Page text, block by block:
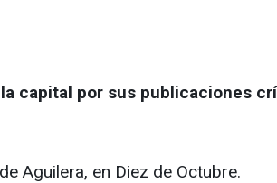
capital por sus publicaciones
Aguilera, en Diez de Octubre.